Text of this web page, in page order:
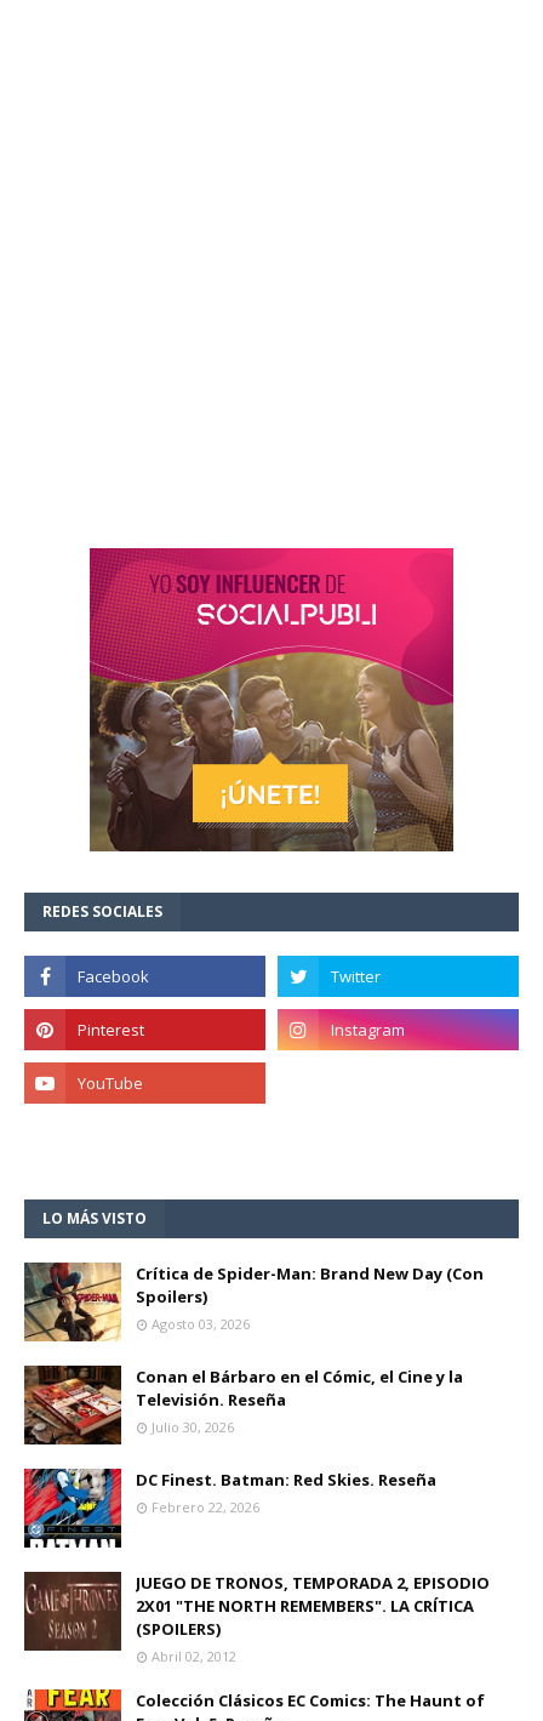
REDES SOCIALES
LO MÁS VISTO
Crítica de Spider-Man: Brand New Day (Con
Spoilers)
Agosto 03, 2026
Conan el Bárbaro en el Cómic, el Cine y la
Televisión. Reseña
Julio 30, 2026
DC Finest. Batman: Red Skies. Reseña
Febrero 22, 2026
JUEGO DE TRONOS, TEMPORADA 2, EPISODIO
2X01 "THE NORTH REMEMBERS". LA CRÍTICA
(SPOILERS)
Abril 02, 2012
Colección Clásicos EC Comics: The Haunt of